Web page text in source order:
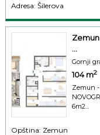
Adresa: Šilerova
Zemun
...
Gornji
104m2
Zemun
6m2...
Opština: Zemun